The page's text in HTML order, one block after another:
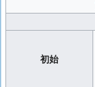
初始